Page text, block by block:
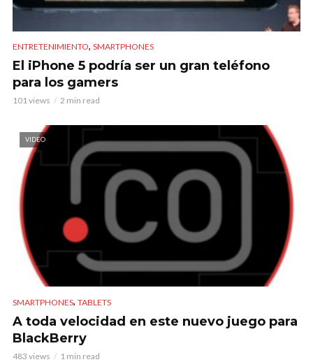
ENTRETENIMIENTO, SMARTPHONES
El iPhone 5 podría ser un gran teléfono
para los gamers
101 views 2 min read
VIDEO
SMARTPHONES, TABLETS
A toda velocidad en este nuevo juego para
BlackBerry
483 views 1 min read